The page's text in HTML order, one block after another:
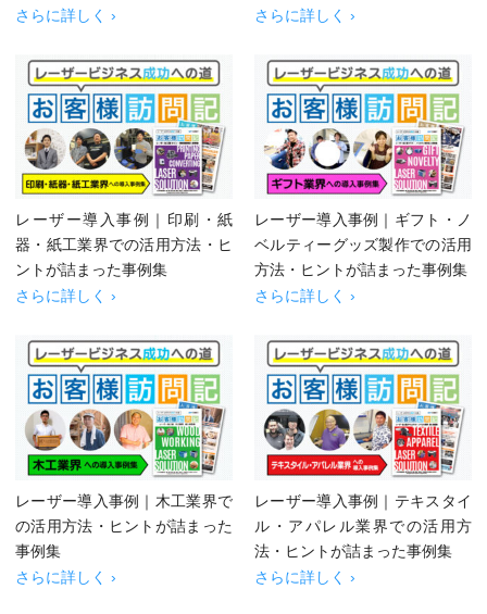
さらに詳しく ›
さらに詳しく ›
レーザー導入事例｜印刷・紙
器・紙工業界での活用方法・ヒ
ントが詰まった事例集
さらに詳しく ›
レーザー導入事例｜ギフト・ノ
ベルティーグッズ製作での活用
方法・ヒントが詰まった事例集
さらに詳しく ›
レーザー導入事例｜木工業界で
の活用方法・ヒントが詰まった
事例集
さらに詳しく ›
レーザー導入事例｜テキスタイ
ル・アパレル業界での活用方
法・ヒントが詰まった事例集
さらに詳しく ›